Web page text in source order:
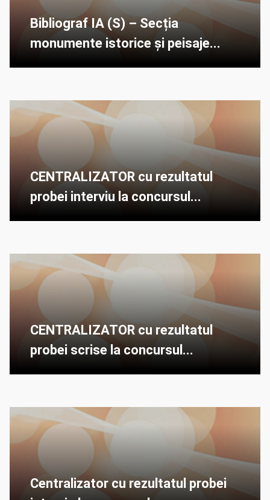
Bibliograf IA (S) – Secția
monumente istorice și peisaje...
CENTRALIZATOR cu rezultatul
probei interviu la concursul...
CENTRALIZATOR cu rezultatul
probei scrise la concursul...
Centralizator cu rezultatul probei